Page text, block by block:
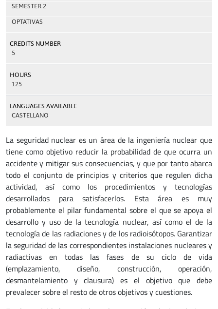
SEMESTER 2
OPTATIVAS
CREDITS NUMBER
5
HOURS
125
LANGUAGES AVAILABLE
CASTELLANO
La seguridad nuclear es un área de la ingeniería nuclear que
tiene como objetivo reducir la probabilidad de que ocurra un
accidente y mitigar sus consecuencias, y que por tanto abarca
todo el conjunto de principios y criterios que regulen dicha
actividad, así como los procedimientos y tecnologías
desarrollados para satisfacerlos. Esta área es muy
probablemente el pilar fundamental sobre el que se apoya el
desarrollo y uso de la tecnología nuclear, así como el de la
tecnología de las radiaciones y de los radioisótopos. Garantizar
la seguridad de las correspondientes instalaciones nucleares y
radiactivas en todas las fases de su ciclo de vida
(emplazamiento, diseño, construcción, operación,
desmantelamiento y clausura) es el objetivo que debe
prevalecer sobre el resto de otros objetivos y cuestiones.